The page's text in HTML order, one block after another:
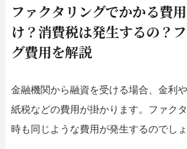
名古屋支店HP 福岡支店HP
お電話で
052-414-4107
ファクタリングでかかる費
け？消費税は発生するの？
グ費用を解説
金融機関から融資を受ける場合、金利
紙税などの費用が掛かります。ファク
時も同じような費用が発生するのでし